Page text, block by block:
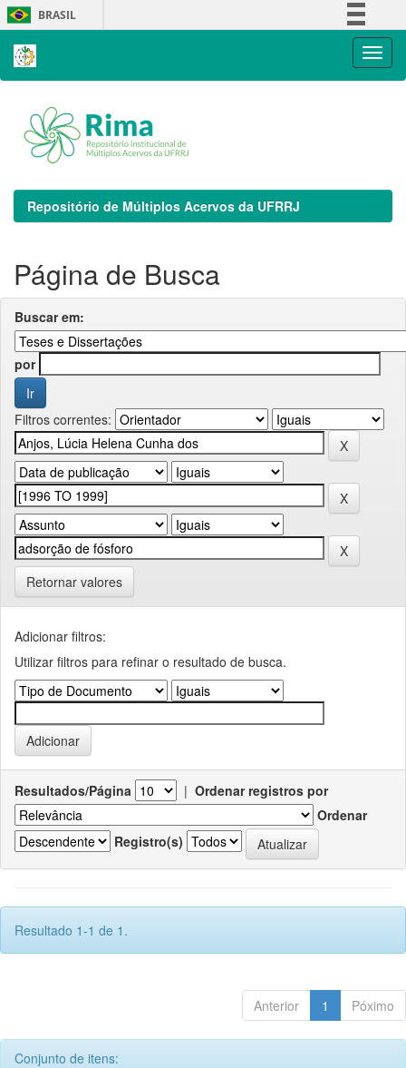
Skip
navigation
BRASIL
Repositório de Múltiplos Acervos da UFRRJ
Página de Busca
Buscar em:
por
Filtros correntes:
Retornar valores
Adicionar filtros:
Utilizar filtros para refinar o resultado de busca.
Resultados/Página | Ordenar registros por
Ordenar
Registro(s)
Resultado 1-1 de 1.
Anterior 1 Póximo
Conjunto de itens: